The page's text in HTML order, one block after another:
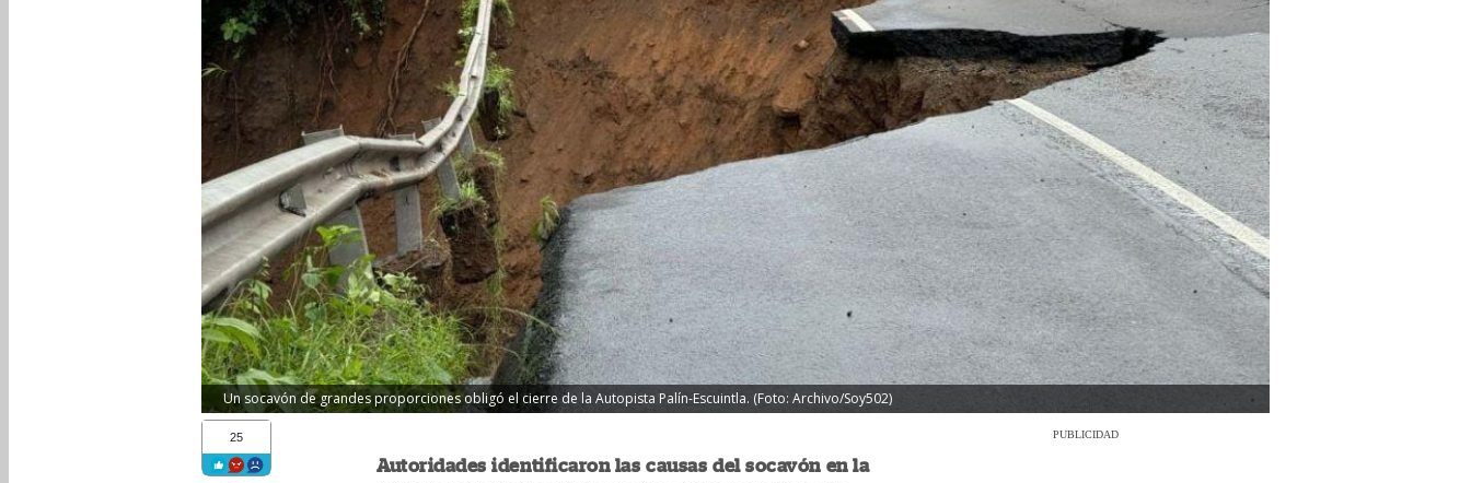
Un socavón de grandes proporciones obligó el cierre de la Autopista Palín-Escuintla. (Foto: Archivo/Soy502)
25
Autoridades identificaron las causas del socavón en la
PUBLICIDAD